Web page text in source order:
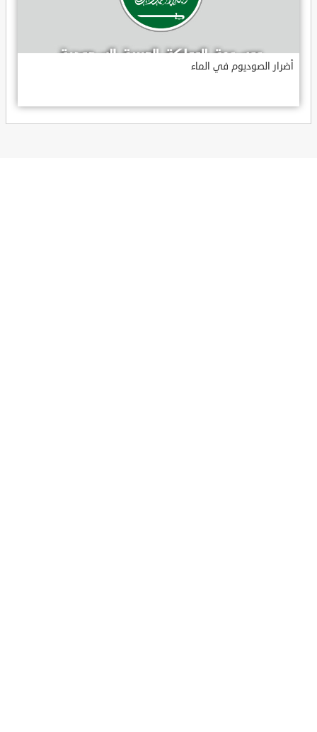
أضرار الصوديوم في الماء